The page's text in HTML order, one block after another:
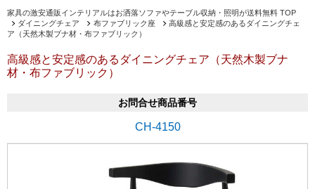
家具の激安通販インテリアルはお洒落ソファやテーブル収納・照明が送料無料 TOP
ダイニングチェア
布ファブリック座
高級感と安定感のあるダイニングチェ
ア（天然木製ブナ材・布ファブリック）
高級感と安定感のあるダイニングチェア（天然木製ブナ
材・布ファブリック）
お問合せ商品番号
CH-4150